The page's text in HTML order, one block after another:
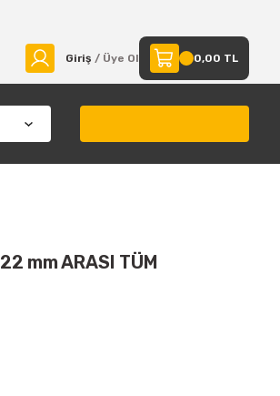
Giriş / Üye Ol 0,00 TL
mm ARASI TÜM